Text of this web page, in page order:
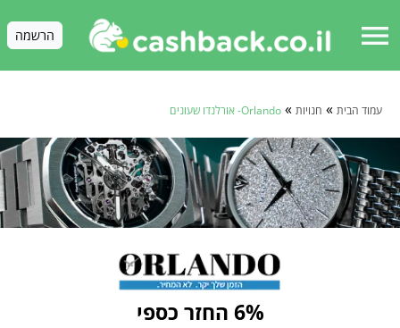
menu הרשמה
עמוד הבית » חנויות » Orlando- אורלנדו שעונים
6% החזר כספי